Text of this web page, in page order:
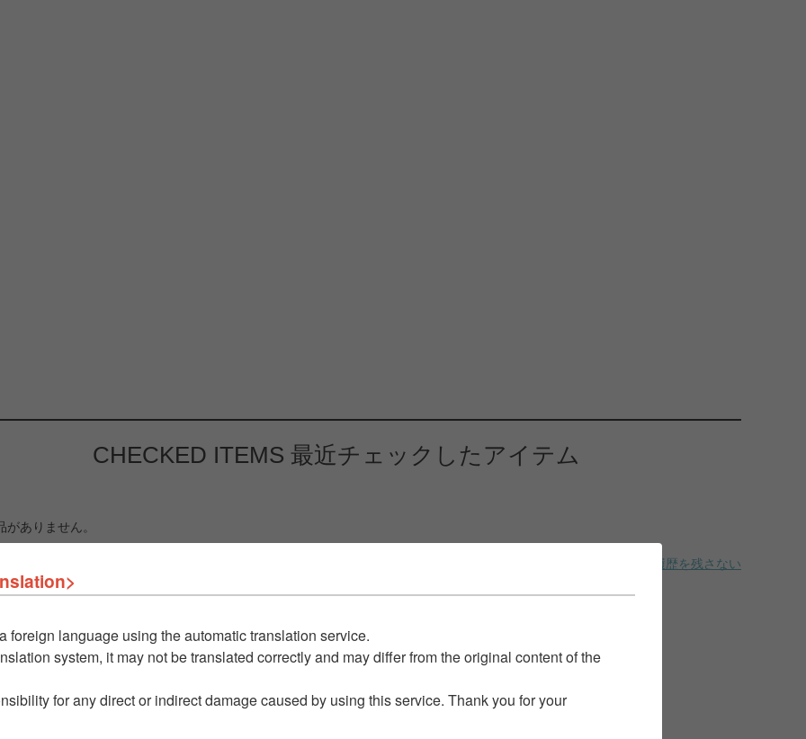
CHECKED ITEMS 最近チェックしたアイテム
がありません。
履歴を残さない
foreign language using the automatic translation service.
system, it may not be translated correctly and may differ from the original content of the
for any direct or indirect damage caused by using this service. Thank you for your